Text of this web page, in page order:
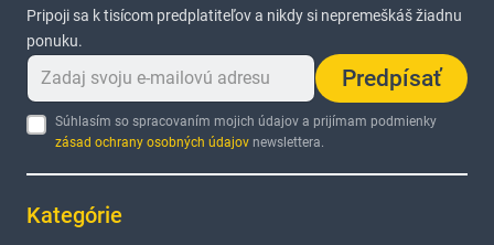
Pripoji sa k tisícom predplatiteľov a nikdy si nepremeškáš žiadnu
ponuku.
Predpísať
Súhlasím so spracovaním mojich údajov a prijímam podmienky
zásad ochrany osobných údajov newslettera.
Kategórie